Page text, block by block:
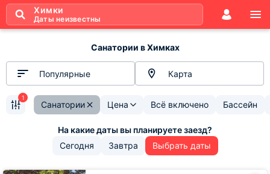
Химки
Даты неизвестны
Санатории в Химках
Популярные Карта
Санатории Цена Всё включено Бассейн
1
Сегодня Завтра Выбрать даты